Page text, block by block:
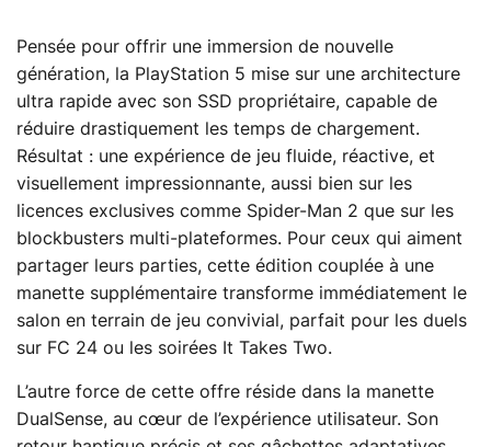
Pensée pour offrir une immersion de nouvelle
génération, la PlayStation 5 mise sur une architecture
ultra rapide avec son SSD propriétaire, capable de
réduire drastiquement les temps de chargement.
Résultat : une expérience de jeu fluide, réactive, et
visuellement impressionnante, aussi bien sur les
licences exclusives comme Spider-Man 2 que sur les
blockbusters multi-plateformes. Pour ceux qui aiment
partager leurs parties, cette édition couplée à une
manette supplémentaire transforme immédiatement le
salon en terrain de jeu convivial, parfait pour les duels
sur FC 24 ou les soirées It Takes Two.
L’autre force de cette offre réside dans la manette
DualSense, au cœur de l’expérience utilisateur. Son